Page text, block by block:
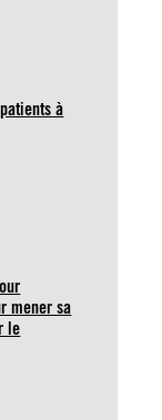
à
mener sa
le